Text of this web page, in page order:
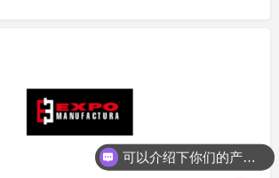
可以介绍下你们的产品么